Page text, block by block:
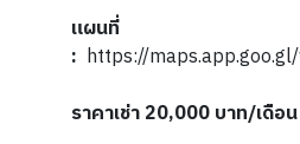
แผนที่
: https://
ราคาเช่า 20,000 บาท/เดือน